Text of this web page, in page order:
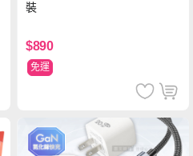
裝
$890
免運